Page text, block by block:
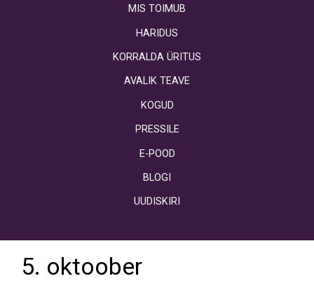
MIS TOIMUB
HARIDUS
KORRALDA ÜRITUS
AVALIK TEAVE
KOGUD
PRESSILE
E-POOD
BLOGI
UUDISKIRI
5. oktoober